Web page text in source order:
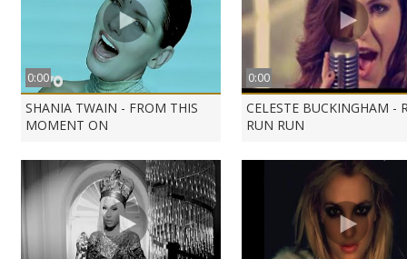
0:00
SHANIA TWAIN - FROM THIS
MOMENT ON
0:00
CELESTE BUCKINGHAM -
RUN RUN